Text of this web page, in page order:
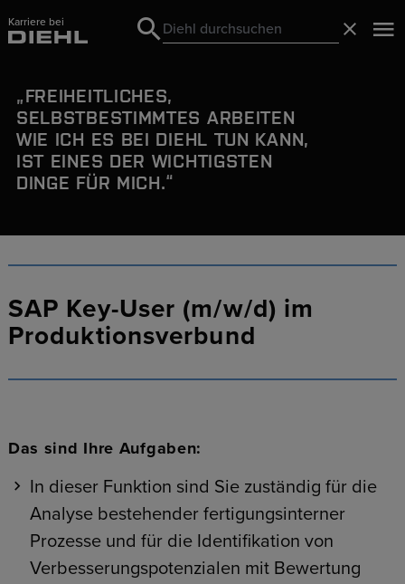
Karriere bei
Search
Search
FREIHEITLICHES,
SELBSTBESTIMMTES ARBEITEN
WIE ICH ES BEI DIEHL TUN KANN,
IST EINES DER WICHTIGSTEN
DINGE FÜR MICH.
SAP Key-User (m/w/d) im
Produktionsverbund
Das sind Ihre Aufgaben:
In dieser Funktion sind Sie zuständig für die
Analyse bestehender fertigungsinterner
Prozesse und für die Identifikation von
Verbesserungspotenzialen mit Bewertung